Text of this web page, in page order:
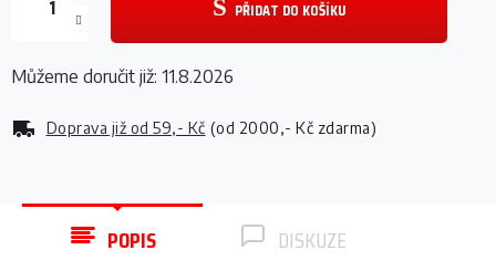
Doprava již od 59,- Kč (od 2000,- Kč zdarma)
PŘIDAT DO KOŠÍKU
Můžeme doručit již: 11.8.2026
POPIS DISKUZE